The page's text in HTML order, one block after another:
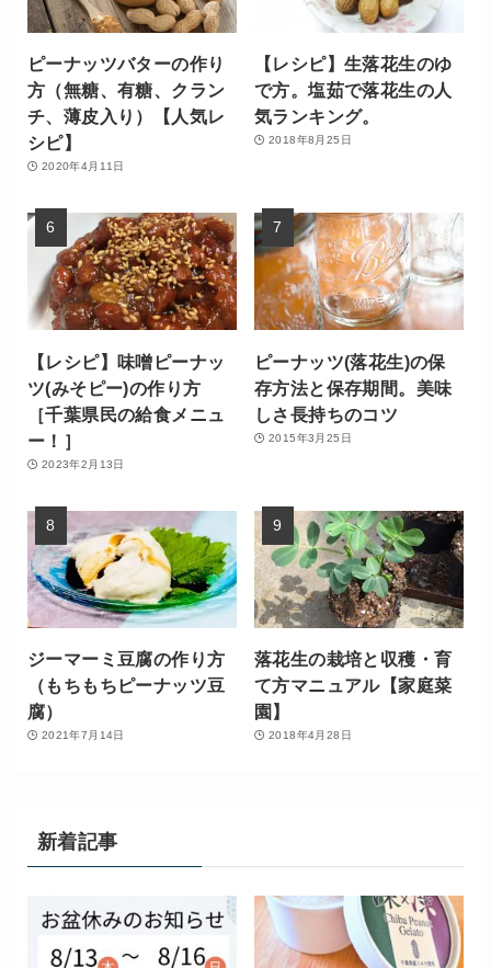
ピーナッツバターの作り
方（無糖、有糖、クラン
チ、薄皮入り）【人気レ
シピ】
2020年4月11日
【レシピ】生落花生のゆ
で方。塩茹で落花生の人
気ランキング。
2018年8月25日
【レシピ】味噌ピーナッ
ツ(みそピー)の作り方
［千葉県民の給食メニュ
ー！］
2023年2月13日
ピーナッツ(落花生)の保
存方法と保存期間。美味
しさ長持ちのコツ
2015年3月25日
ジーマーミ豆腐の作り方
（もちもちピーナッツ豆
腐）
2021年7月14日
落花生の栽培と収穫・育
て方マニュアル【家庭菜
園】
2018年4月28日
新着記事